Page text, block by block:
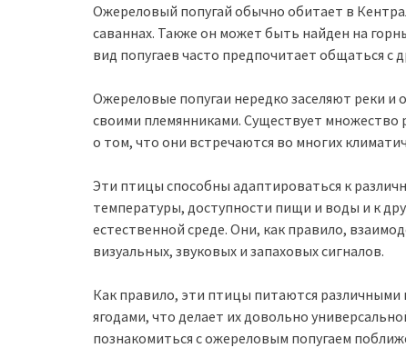
Ожереловый попугай обычно обитает в
саваннах. Также он может быть найден на
вид попугаев часто предпочитает общаться
Ожереловые попугаи нередко заселяют реки и
своими племянниками. Существует множество
о том, что они встречаются во многих
Эти птицы способны адаптироваться к
температуры, доступности пищи и воды и к
естественной среде. Они, как правило,
визуальных, звуковых и запаховых сигналов.
Как правило, эти птицы питаются
ягодами, что делает их довольно
познакомиться с ожереловым попугаем